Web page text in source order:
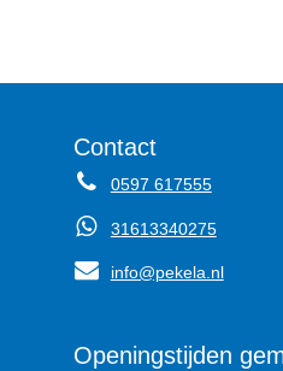
Contact
0597 617555
31613340275
info@pekela.nl
Openingstijden